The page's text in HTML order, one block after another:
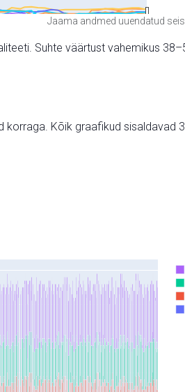
Jaama andmed uuendatud
Suhte väärtust vahemikus
Kõik graafikud sisaldavad